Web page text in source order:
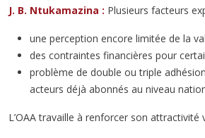
J. B. Ntukamazina : Plusieurs facteurs
une perception encore limitée de la
des contraintes financières pour
problème de double ou triple
acteurs déjà abonnés au niveau
L’OAA travaille à renforcer son attractivité